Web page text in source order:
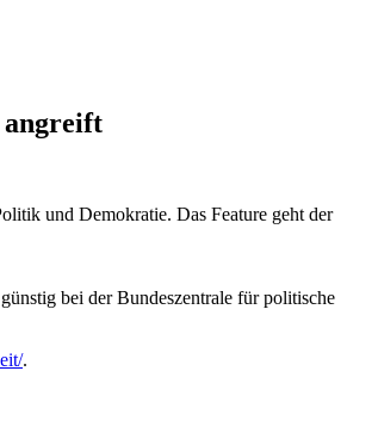
angreift
und Demokratie. Das Feature geht der
bei der Bundeszentrale für politische
.